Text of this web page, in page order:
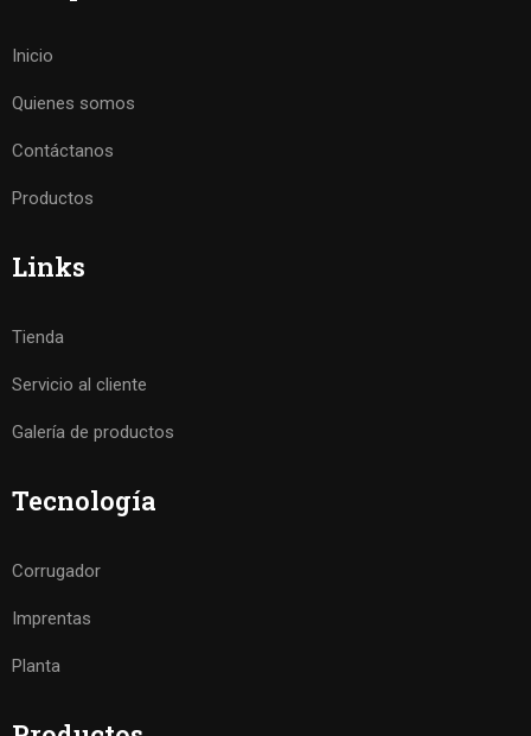
Inicio
Quienes somos
Contáctanos
Productos
Links
Tienda
Servicio al cliente
Galería de productos
Tecnología
Corrugador
Imprentas
Planta